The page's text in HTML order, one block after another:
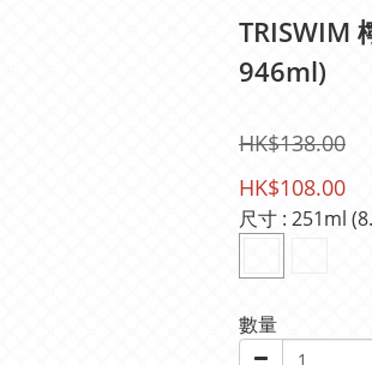
TRISWIM
946ml)
HK$138.00
HK$108.00
尺寸 : 251ml
數量